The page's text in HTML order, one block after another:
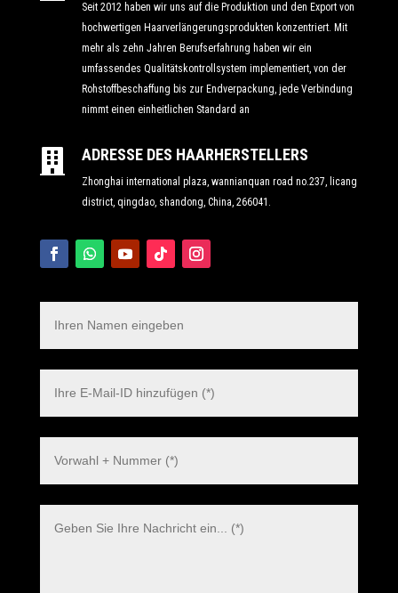
Seit 2012 haben wir uns auf die Produktion und den Export von
hochwertigen Haarverlängerungsprodukten konzentriert. Mit
mehr als zehn Jahren Berufserfahrung haben wir ein
umfassendes Qualitätskontrollsystem implementiert, von der
Rohstoffbeschaffung bis zur Endverpackung, jede Verbindung
nimmt einen einheitlichen Standard an
 ADRESSE DES HAARHERSTELLERS
Zhonghai international plaza, wannianquan road no.237, licang
district, qingdao, shandong, China, 266041.